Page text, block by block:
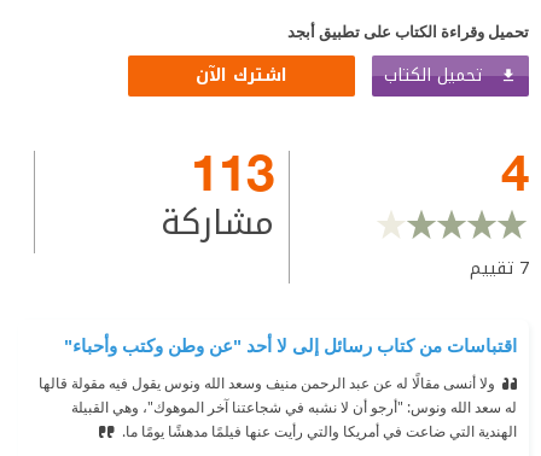
تحميل وقراءة الكتاب على تطبيق أبجد
تحميل الكتاب اشترك الآن
4
7 تقييم
113
مشاركة
اقتباسات من كتاب رسائل إلى لا أحد "عن وطن وكتب وأحباء"
ولا أنسى مقالًا له عن عبد الرحمن منيف وسعد الله ونوس يقول فيه مقولة قالها
له سعد الله ونوس: "أرجو أن لا نشبه في شجاعتنا آخر الموهوك"، وهي القبيلة
الهندية التي ضاعت في أمريكا والتي رأيت عنها فيلمًا مدهشًا يومًا ما.